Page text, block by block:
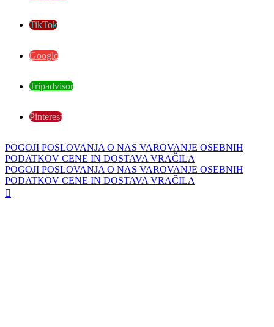
TikTok
Google
Tripadvisor
Pinterest
POGOJI POSLOVANJA O NAS VAROVANJE OSEBNIH
PODATKOV CENE IN DOSTAVA VRAČILA
POGOJI POSLOVANJA O NAS VAROVANJE OSEBNIH
PODATKOV CENE IN DOSTAVA VRAČILA
